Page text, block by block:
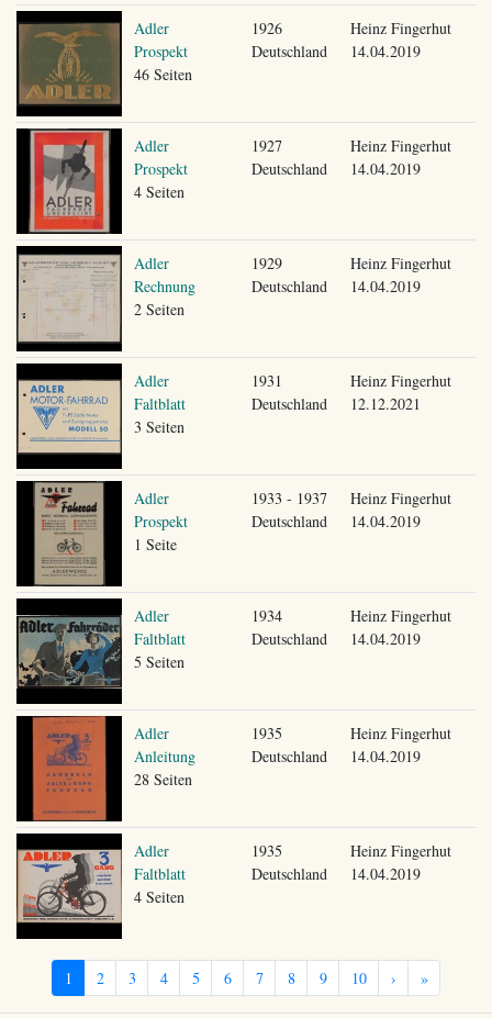
Adler
Prospekt
46 Seiten
1926
Deutschland
Heinz Fingerhut
14.04.2019
Adler
Prospekt
4 Seiten
1927
Deutschland
Heinz Fingerhut
14.04.2019
Adler
Rechnung
2 Seiten
1929
Deutschland
Heinz Fingerhut
14.04.2019
Adler
Faltblatt
3 Seiten
1931
Deutschland
Heinz Fingerhut
12.12.2021
Adler
Prospekt
1 Seite
1933 - 1937
Deutschland
Heinz Fingerhut
14.04.2019
Adler
Faltblatt
5 Seiten
1934
Deutschland
Heinz Fingerhut
14.04.2019
Adler
Anleitung
28 Seiten
1935
Deutschland
Heinz Fingerhut
14.04.2019
Adler
Faltblatt
4 Seiten
1935
Deutschland
Heinz Fingerhut
14.04.2019
1 2 3 4 5 6 7 8 9 10 › »